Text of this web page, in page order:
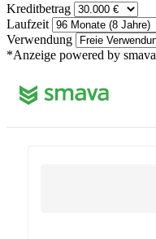
Kreditbetrag
Laufzeit
Verwendung
*Anzeige powered by smava